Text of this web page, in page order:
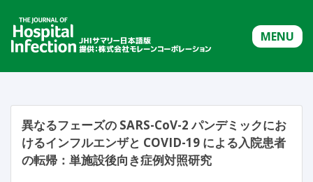
MENU
異なるフェーズの SARS-CoV-2 パンデミックにお
けるインフルエンザと COVID-19 による入院患者
の転帰：単施設後向き症例対照研究